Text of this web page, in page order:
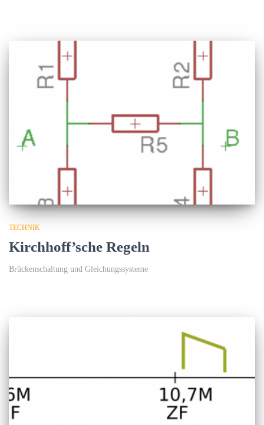
TECHNIK
Kirchhoff’sche Regeln
Brückenschaltung und Gleichungssysteme